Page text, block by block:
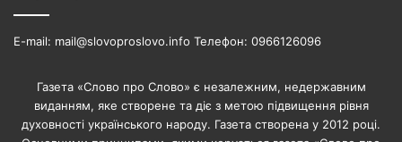
E-mail: mail@slovoproslovo.info Телефон: 0966126096
Газета «Слово про Слово» є незалежним, недержавним
виданням, яке створене та діє з метою підвищення рівня
духовності українського народу. Газета створена у 2012 році.